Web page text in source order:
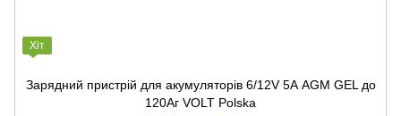
Хіт
Зарядний пристрій для акумуляторів 6/12V 5А AGM GEL до
120Аг VOLT Polska